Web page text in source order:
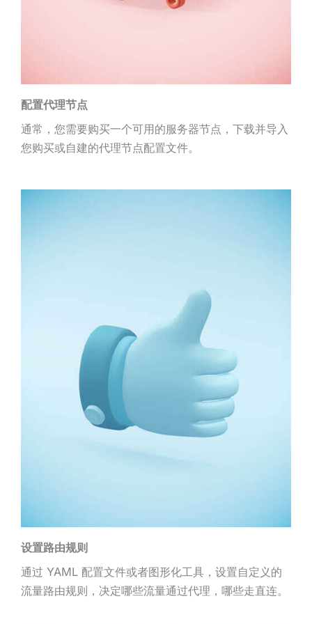
配置代理节点
通常，您需要购买一个可用的服务器节点，下载并导入
您购买或自建的代理节点配置文件。
设置路由规则
通过 YAML 配置文件或者图形化工具，设置自定义的
流量路由规则，决定哪些流量通过代理，哪些走直连。